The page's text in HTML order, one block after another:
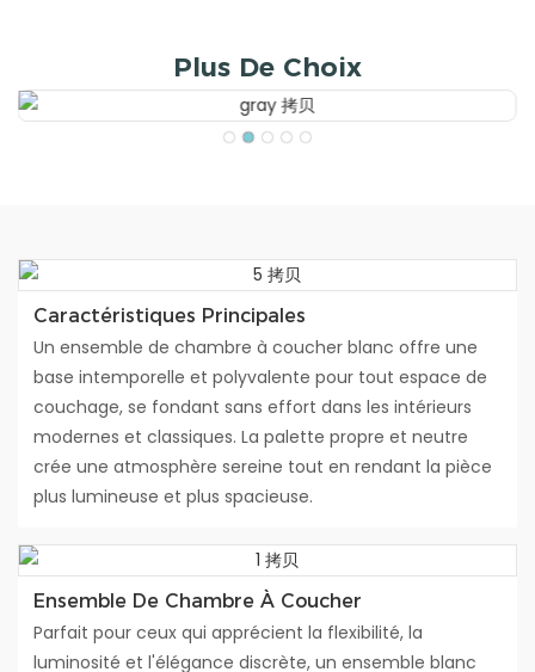
Plus De Choix
Caractéristiques Principales
Un ensemble de chambre à coucher blanc offre une
base intemporelle et polyvalente pour tout espace de
couchage, se fondant sans effort dans les intérieurs
modernes et classiques. La palette propre et neutre
crée une atmosphère sereine tout en rendant la pièce
plus lumineuse et plus spacieuse.
Ensemble De Chambre À Coucher
Parfait pour ceux qui apprécient la flexibilité, la
luminosité et l'élégance discrète, un ensemble blanc